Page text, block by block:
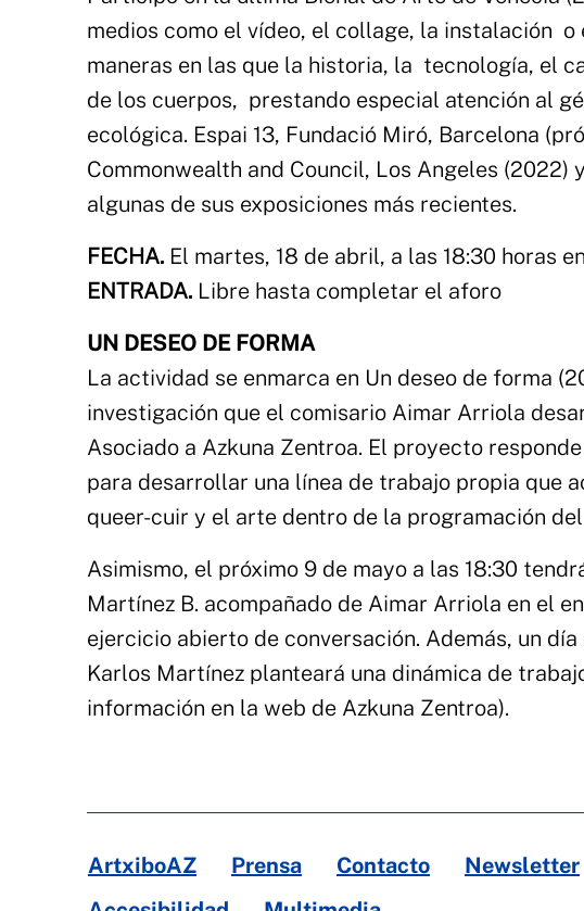
medios como el vídeo, el collage, la instalación
maneras en las que la historia, la tecnología, el
de los cuerpos, prestando especial atención al
ecológica. Espai 13, Fundació Miró, Barcelona
Commonwealth and Council, Los Angeles (2022)
algunas de sus exposiciones más recientes.
FECHA. El martes, 18 de abril, a las 18:30 horas
ENTRADA. Libre hasta completar el aforo
UN DESEO DE FORMA
La actividad se enmarca en Un deseo de forma
investigación que el comisario Aimar Arriola
Asociado a Azkuna Zentroa. El proyecto
para desarrollar una línea de trabajo propia que
queer-cuir y el arte dentro de la programación
Asimismo, el próximo 9 de mayo a las 18:30
Martínez B. acompañado de Aimar Arriola en el
ejercicio abierto de conversación. Además, un
Karlos Martínez planteará una dinámica de
información en la web de Azkuna Zentroa).
ArtxiboAZ Prensa Contacto Newsletter